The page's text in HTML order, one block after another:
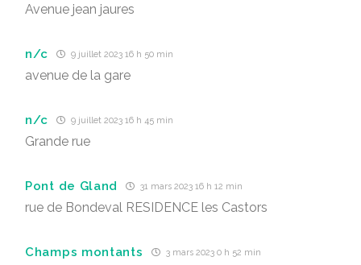
Avenue jean jaures
n/c 9 juillet 2023 16 h 50 min
avenue de la gare
n/c 9 juillet 2023 16 h 45 min
Grande rue
Pont de Gland 31 mars 2023 16 h 12 min
rue de Bondeval RESIDENCE les Castors
Champs montants 3 mars 2023 0 h 52 min